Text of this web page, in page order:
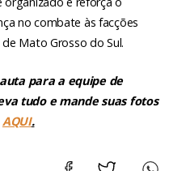
no combate às facções
Mato Grosso do Sul.
para a equipe de
tudo e mande suas fotos
AQUI.